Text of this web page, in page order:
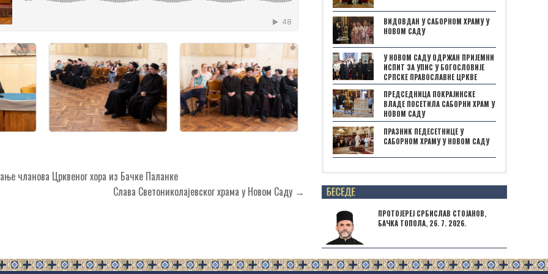
чланова Црквеног хора из Бачке Паланке
Слава Светониколајевског храма у Новом Саду →
ВИДОВДАН У САБОРНОМ ХРАМУ У
НОВОМ САДУ
У НОВОМ САДУ ОДРЖАН ПРИЈЕМНИ
ИСПИТ ЗА УПИС У БОГОСЛОВИЈЕ
СРПСКЕ ПРАВОСЛАВНЕ ЦРКВЕ
ПРЕДСЕДНИЦА ПОКРАЈИНСКЕ
ВЛАДЕ ПОСЕТИЛА САБОРНИ ХРАМ У
НОВОМ САДУ
ПРАЗНИК ПЕДЕСЕТНИЦЕ У
САБОРНОМ ХРАМУ У НОВОМ САДУ
Posts not found
ПРОТОЈЕРЕЈ СРБИСЛАВ СТОЈАНОВ,
БАЧКА ТОПОЛА, 26. 7. 2026.